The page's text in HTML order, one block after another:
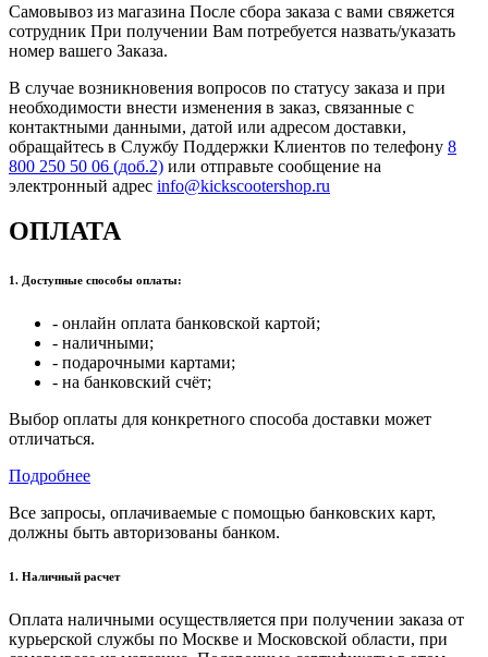
Самовывоз из магазина После сбора заказа с вами свяжется
сотрудник При получении Вам потребуется назвать/указать
номер вашего Заказа.
В случае возникновения вопросов по статусу заказа и при
необходимости внести изменения в заказ, связанные с
контактными данными, датой или адресом доставки,
обращайтесь в Службу Поддержки Клиентов по телефону 8
800 250 50 06 (доб.2) или отправьте сообщение на
электронный адрес info@kickscootershop.ru
ОПЛАТА
1. Доступные способы оплаты:
- онлайн оплата банковской картой;
- наличными;
- подарочными картами;
- на банковский счёт;
Выбор оплаты для конкретного способа доставки может
отличаться.
Подробнее
Все запросы, оплачиваемые с помощью банковских карт,
должны быть авторизованы банком.
1. Наличный расчет
Оплата наличными осуществляется при получении заказа от
курьерской службы по Москве и Московской области, при